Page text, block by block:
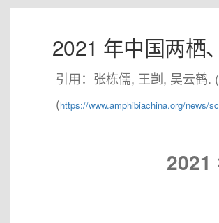
2021 年中国两栖
引用：张栋儒, 王剀, 吴云鹤.
(https://www.amphibiachina.org/news/
2021